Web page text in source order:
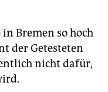
Bremen so hoch
der Getesteten
nicht dafür,